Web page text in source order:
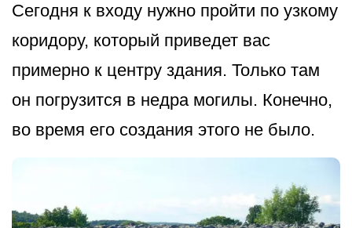
Сегодня к входу нужно пройти по узкому
коридору, который приведет вас
примерно к центру здания. Только там
он погрузится в недра могилы. Конечно,
во время его создания этого не было.